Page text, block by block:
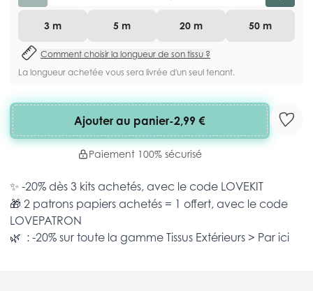
3 m 5 m 20 m 50 m
Comment choisir la longueur de son tissu ?
La longueur achetée vous sera livrée d'un seul tenant.
Ajouter au panier-2,99 €
Paiement 100% sécurisé
✨ -20% dès 3 kits achetés, avec le code LOVEKIT
🎁 2 patrons papiers achetés = 1 offert, avec le code
LOVEPATRON
🌿 : -20% sur toute la gamme Tissus Extérieurs > Par ici